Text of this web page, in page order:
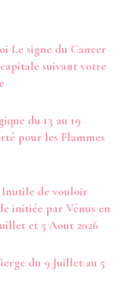
Le signe du Cancer
suivant votre
du 13 au 19
pour les Flammes
Inutile de vouloir
initiée par Vénus en
et 5 Aout 2026
du 9 Juillet au 5